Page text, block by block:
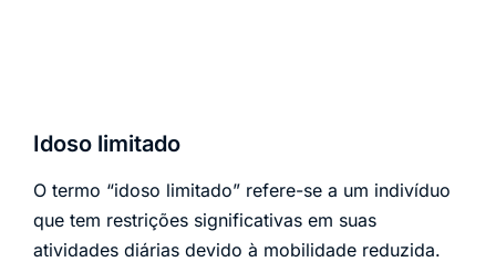
Idoso limitado
O termo “idoso limitado” refere-se a um indivíduo
que tem restrições significativas em suas
atividades diárias devido à mobilidade reduzida.